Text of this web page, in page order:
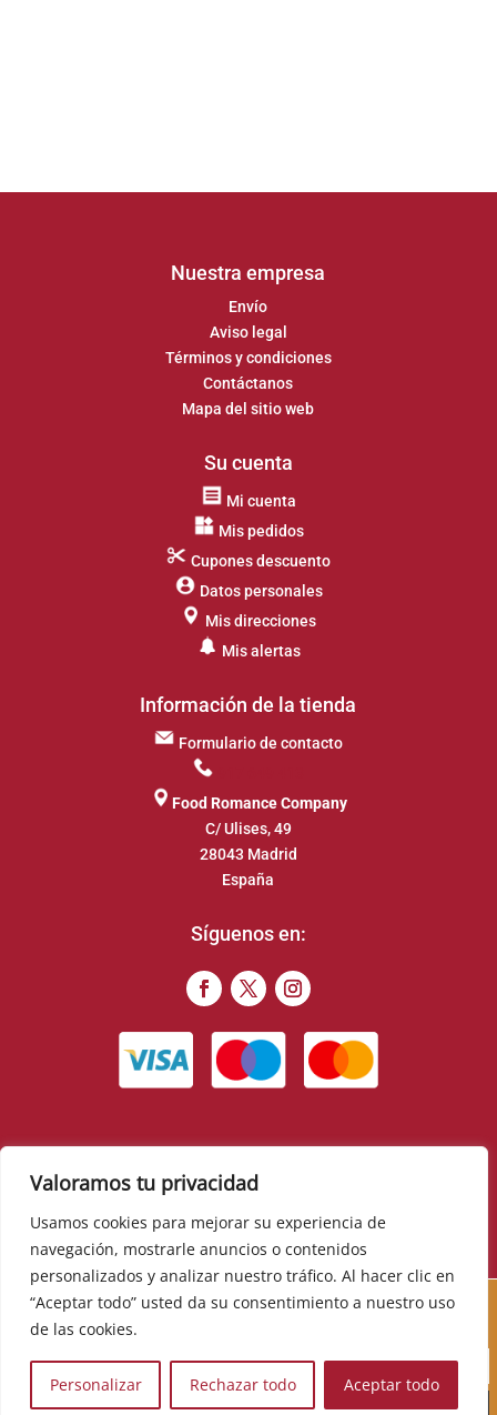
Valoramos tu privacidad
Usamos cookies para mejorar su experiencia de
navegación, mostrarle anuncios o contenidos
personalizados y analizar nuestro tráfico. Al hacer clic en
“Aceptar todo” usted da su consentimiento a nuestro uso
de las cookies.
Personalizar Rechazar todo Aceptar todo
Nuestra empresa
Envío
Aviso legal
Términos y condiciones
Contáctanos
Mapa del sitio web
Su cuenta
Mi cuenta
Mis pedidos
Cupones descuento
Datos personales
Mis direcciones
Mis alertas
Información de la tienda
Formulario de contacto
Food Romance Company
C/ Ulises, 49
28043 Madrid
España
Síguenos en:
© 2022 – Food Romance Company – Todos los derechos
reservados
Cursos, novedades, promociones y mucho más. Sé el